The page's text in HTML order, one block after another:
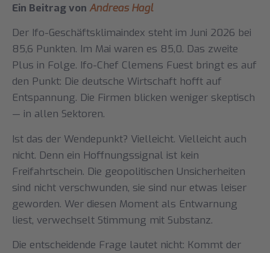
Ein Beitrag von Andreas Hagl
Der Ifo-Geschäftsklimaindex steht im Juni 2026 bei
85,6 Punkten. Im Mai waren es 85,0. Das zweite
Plus in Folge. Ifo-Chef Clemens Fuest bringt es auf
den Punkt: Die deutsche Wirtschaft hofft auf
Entspannung. Die Firmen blicken weniger skeptisch
— in allen Sektoren.
Ist das der Wendepunkt? Vielleicht. Vielleicht auch
nicht. Denn ein Hoffnungssignal ist kein
Freifahrtschein. Die geopolitischen Unsicherheiten
sind nicht verschwunden, sie sind nur etwas leiser
geworden. Wer diesen Moment als Entwarnung
liest, verwechselt Stimmung mit Substanz.
Die entscheidende Frage lautet nicht: Kommt der